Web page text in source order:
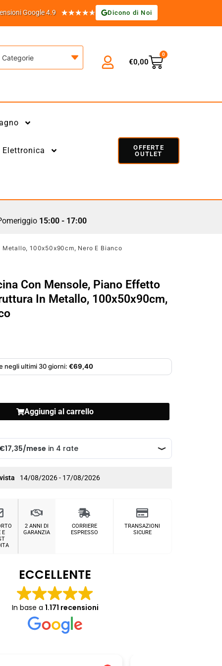
Google 4.9 ★★★★★ Dicono di Noi
Categorie €0,00
0
Elettronica
OFFERTE
OUTLET
15:00 - 17:00
100x50x90cm, Nero E Bianco
Con Mensole, Piano Effetto
In Metallo, 100x50x90cm,
negli ultimi 30 giorni: €69,40
Aggiungi al carrello
14/08/2026 - 17/08/2026
E
2 ANNI DI
GARANZIA
CORRIERE
ESPRESSO
TRANSAZIONI
SICURE
ECCELLENTE
In base a 1.171 recensioni